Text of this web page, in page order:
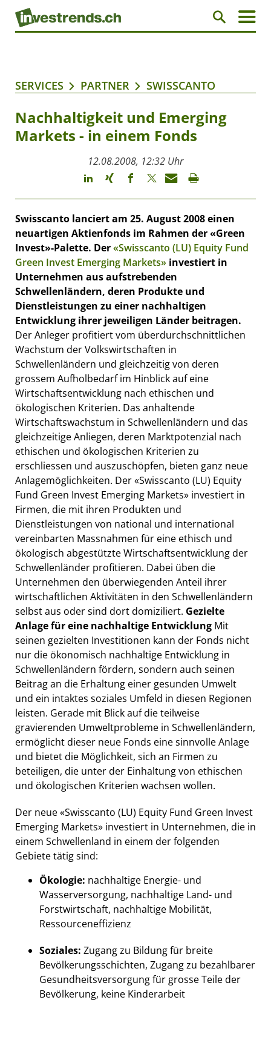
SERVICES PARTNER SWISSCANTO
Nachhaltigkeit und Emerging
Markets - in einem Fonds
12.08.2008, 12:32 Uhr
Swisscanto lanciert am 25. August 2008 einen
neuartigen Aktienfonds im Rahmen der «Green
Invest»-Palette. Der«Swisscanto (LU) Equity Fund
Green Invest Emerging Markets» investiert in
Unternehmen aus aufstrebenden
Schwellenländern, deren Produkte und
Dienstleistungen zu einer nachhaltigen
Entwicklung ihrer jeweiligen Länder beitragen.
Der Anleger profitiert vom überdurchschnittlichen
Wachstum der Volkswirtschaften in
Schwellenländern und gleichzeitig von deren
grossem Aufholbedarf im Hinblick auf eine
Wirtschaftsentwicklung nach ethischen und
ökologischen Kriterien. Das anhaltende
Wirtschaftswachstum in Schwellenländern und das
gleichzeitige Anliegen, deren Marktpotenzial nach
ethischen und ökologischen Kriterien zu
erschliessen und auszuschöpfen, bieten ganz neue
Anlagemöglichkeiten. Der «Swisscanto (LU) Equity
Fund Green Invest Emerging Markets» investiert in
Firmen, die mit ihren Produkten und
Dienstleistungen von national und international
vereinbarten Massnahmen für eine ethisch und
ökologisch abgestützte Wirtschaftsentwicklung der
Schwellenländer profitieren. Dabei üben die
Unternehmen den überwiegenden Anteil ihrer
wirtschaftlichen Aktivitäten in den Schwellenländern
selbst aus oder sind dort domiziliert. Gezielte
Anlage für eine nachhaltige Entwicklung Mit
seinen gezielten Investitionen kann der Fonds nicht
nur die ökonomisch nachhaltige Entwicklung in
Schwellenländern fördern, sondern auch seinen
Beitrag an die Erhaltung einer gesunden Umwelt
und ein intaktes soziales Umfeld in diesen Regionen
leisten. Gerade mit Blick auf die teilweise
gravierenden Umweltprobleme in Schwellenländern,
ermöglicht dieser neue Fonds eine sinnvolle Anlage
und bietet die Möglichkeit, sich an Firmen zu
beteiligen, die unter der Einhaltung von ethischen
und ökologischen Kriterien wachsen wollen.
Der neue «Swisscanto (LU) Equity Fund Green Invest
Emerging Markets» investiert in Unternehmen, die in
einem Schwellenland in einem der folgenden
Gebiete tätig sind:
Ökologie: nachhaltige Energie- und
Wasserversorgung, nachhaltige Land- und
Forstwirtschaft, nachhaltige Mobilität,
Ressourceneffizienz
Soziales: Zugang zu Bildung für breite
Bevölkerungsschichten, Zugang zu bezahlbarer
Gesundheitsversorgung für grosse Teile der
Bevölkerung, keine Kinderarbeit